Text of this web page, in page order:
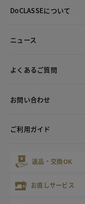
DoCLASSEについて
ニュース
よくあるご質問
お問い合わせ
ご利用ガイド
返品・交換OK
お直しサービス